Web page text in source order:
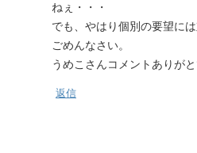
ねぇ・・・
でも、やはり個別の要望には
ごめんなさい。
うめこさんコメントありがと
返信